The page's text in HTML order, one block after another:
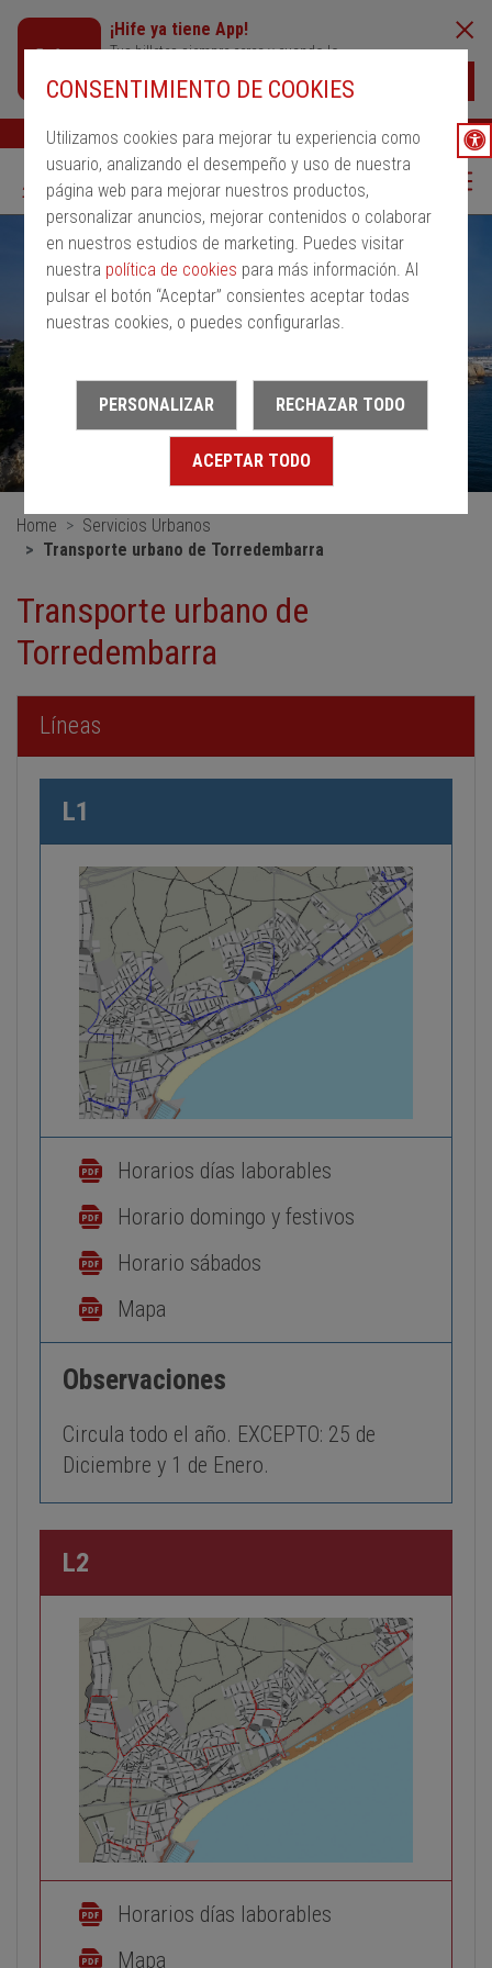
CONSENTIMIENTO DE COOKIES
Utilizamos cookies para mejorar tu experiencia como
usuario, analizando el desempeño y uso de nuestra
página web para mejorar nuestros productos,
personalizar anuncios, mejorar contenidos o colaborar
en nuestros estudios de marketing. Puedes visitar
nuestra política de cookies para más información. Al
pulsar el botón “Aceptar” consientes aceptar todas
nuestras cookies, o puedes configurarlas.
PERSONALIZAR RECHAZAR TODO
ACEPTAR TODO
¡Hife ya tiene App!
Tus billetes siempre cerca y cuando lo
Buscar Ayuda ESP
Home
Servicios Urbanos
Transporte urbano de Torredembarra
Transporte urbano de
Torredembarra
Líneas
L1
Horarios días laborables
Horario domingo y festivos
Horario sábados
Mapa
Observaciones
Circula todo el año. EXCEPTO: 25 de
Diciembre y 1 de Enero.
L2
Horarios días laborables
Mapa